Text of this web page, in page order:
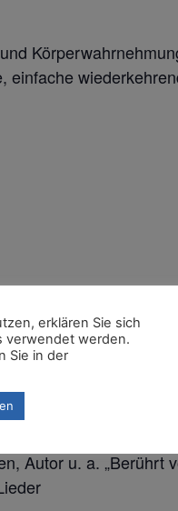
Ende des Kurse
Seminar- und
Autor u. a. „Berührt
erklären Sie sich
verwendet werden.
Sie in der